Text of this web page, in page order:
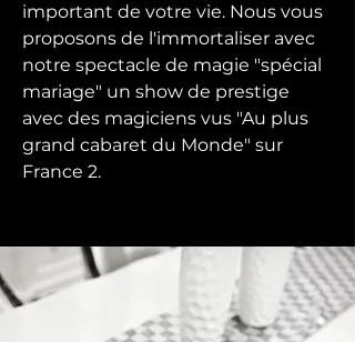
important de votre vie. Nous vous
proposons de l'immortaliser avec
notre spectacle de magie "spécial
mariage" un show de prestige
avec des magiciens vus "Au plus
grand cabaret du Monde" sur
France 2.